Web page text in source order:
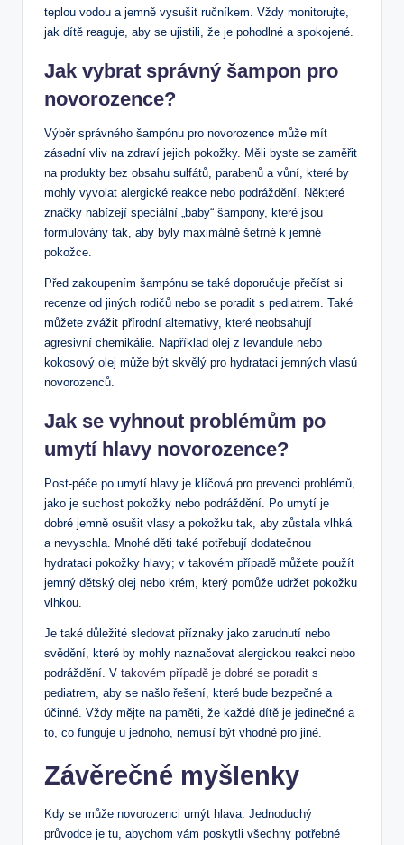
teplou vodou a jemně vysušit ručníkem. Vždy monitorujte,
jak dítě reaguje, aby se ujistili, že je pohodlné a spokojené.
Jak vybrat správný šampon pro
novorozence?
Výběr správného šampónu pro novorozence může mít
zásadní vliv na zdraví jejich pokožky. Měli byste se zaměřit
na produkty bez obsahu sulfátů, parabenů a vůní, které by
mohly vyvolat alergické reakce nebo podráždění. Některé
značky nabízejí speciální „baby“ šampony, které jsou
formulovány tak, aby byly maximálně šetrné k jemné
pokožce.
Před zakoupením šampónu se také doporučuje přečíst si
recenze od jiných rodičů nebo se poradit s pediatrem. Také
můžete zvážit přírodní alternativy, které neobsahují
agresivní chemikálie. Například olej z levandule nebo
kokosový olej může být skvělý pro hydrataci jemných vlasů
novorozenců.
Jak se vyhnout problémům po
umytí hlavy novorozence?
Post-péče po umytí hlavy je klíčová pro prevenci problémů,
jako je suchost pokožky nebo podráždění. Po umytí je
dobré jemně osušit vlasy a pokožku tak, aby zůstala vlhká
a nevyschla. Mnohé děti také potřebují dodatečnou
hydrataci pokožky hlavy; v takovém případě můžete použít
jemný dětský olej nebo krém, který pomůže udržet pokožku
vlhkou.
Je také důležité sledovat příznaky jako zarudnutí nebo
svědění, které by mohly naznačovat alergickou reakci nebo
podráždění. V takovém případě je dobré se poradit s
pediatrem, aby se našlo řešení, které bude bezpečné a
účinné. Vždy mějte na paměti, že každé dítě je jedinečné a
to, co funguje u jednoho, nemusí být vhodné pro jiné.
Závěrečné myšlenky
Kdy se může novorozenci umýt hlava: Jednoduchý
průvodce je tu, abychom vám poskytli všechny potřebné